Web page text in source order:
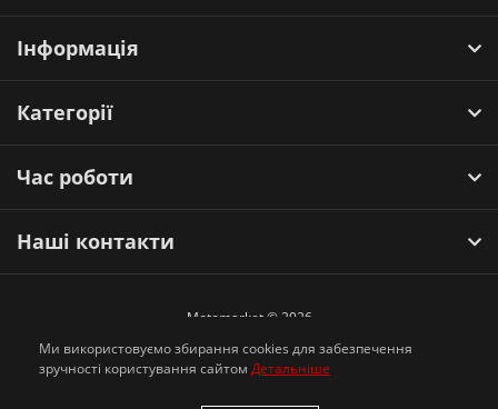
Інформація
Категорії
Час роботи
Наші контакти
Motomarket © 2026
Ми використовуємо збирання cookies для забезпечення
зручності користування сайтом Детальніше